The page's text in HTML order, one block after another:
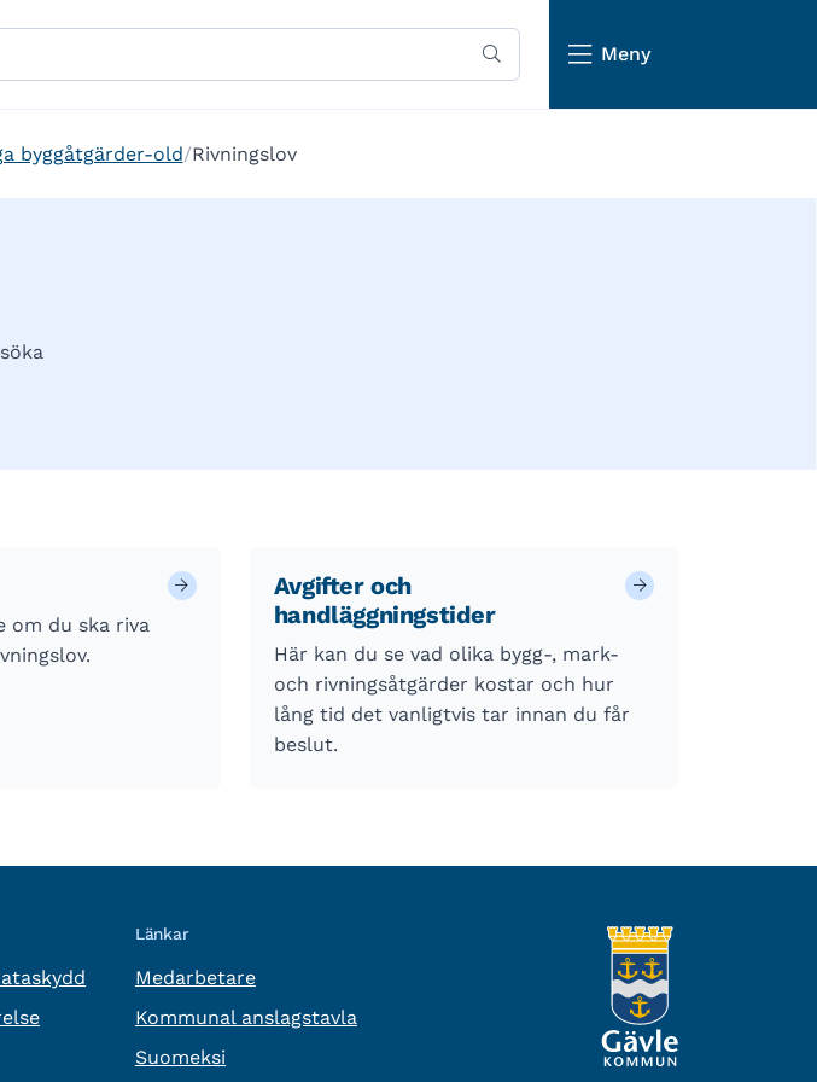
Meny
byggåtgärder-old Rivningslov
om du ska riva
Avgifter och
handläggningstider
Här kan du se vad olika bygg-, mark-
och rivningsåtgärder kostar och hur
lång tid det vanligtvis tar innan du får
beslut.
Länkar
Medarbetare
Kommunal anslagstavla
Suomeksi